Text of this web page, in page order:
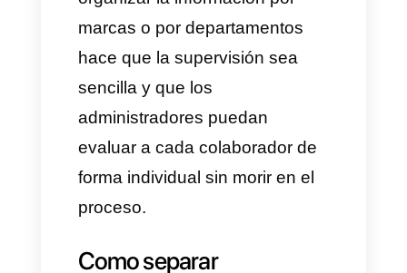
empresa. De esta forma podras
monitorear a cada agente de tu
empresa sin la incomodidad de
buscar los datos directamente
en la bandeja de mensajes de
Un número por cada marca